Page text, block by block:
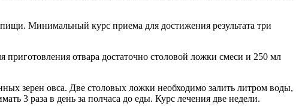
Минимальный курс приема для достижения результата три
отвара достаточно столовой ложки смеси и 250 мл
зерен овса. Две столовых ложки необходимо залить литром воды,
3 раза в день за полчаса до еды. Курс лечения две недели.